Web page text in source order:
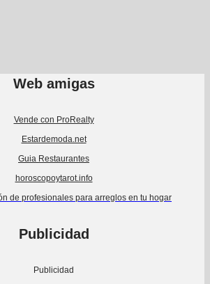
Web amigas
Vende con ProRealty
Estardemoda.net
Guia Restaurantes
horoscopoytarot.info
de profesionales para arreglos en tu hogar
Publicidad
Publicidad